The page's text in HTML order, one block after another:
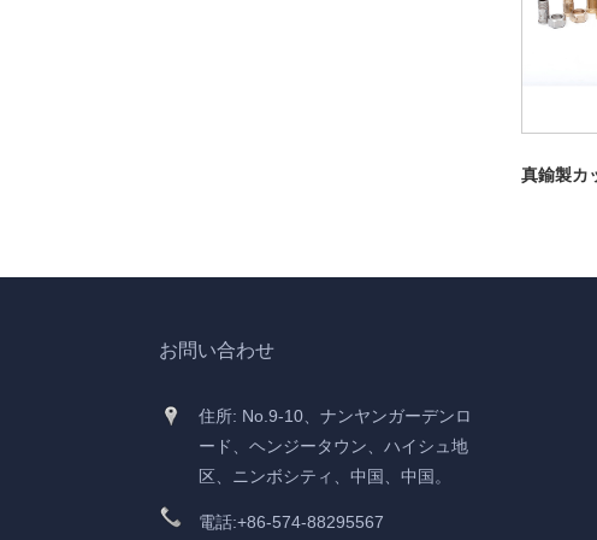
真鍮製カ
お問い合わせ
住所: No.9-10、ナンヤンガーデンロ
ード、ヘンジータウン、ハイシュ地
区、ニンボシティ、中国、中国。
電話:+86-574-88295567